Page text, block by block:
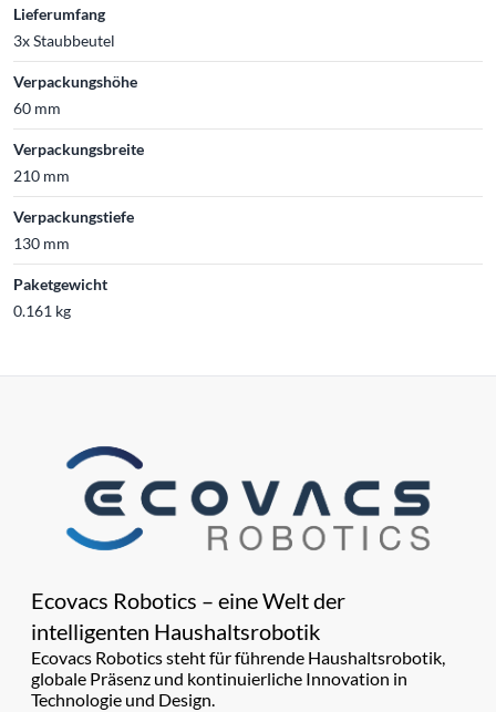
Lieferumfang
3x Staubbeutel
Verpackungshöhe
60 mm
Verpackungsbreite
210 mm
Verpackungstiefe
130 mm
Paketgewicht
0.161 kg
Ecovacs Robotics – eine Welt der
intelligenten Haushaltsrobotik
Ecovacs Robotics steht für führende Haushaltsrobotik,
globale Präsenz und kontinuierliche Innovation in
Technologie und Design.